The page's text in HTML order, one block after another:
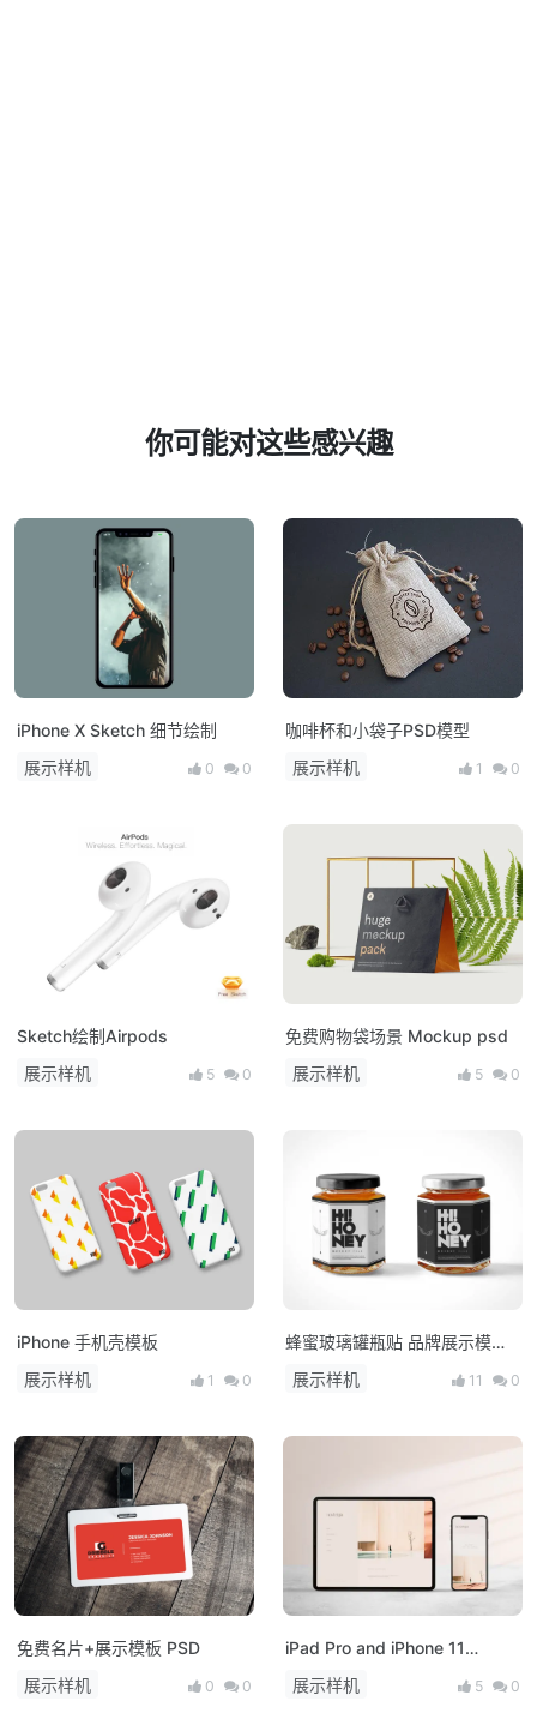
你可能对这些感兴趣
iPhone X Sketch 细节绘制
展示样机
0 0
咖啡杯和小袋子PSD模型
展示样机
1 0
Sketch绘制Airpods
展示样机
5 0
免费购物袋场景 Mockup psd
展示样机
5 0
iPhone 手机壳模板
展示样机
1 0
蜂蜜玻璃罐瓶贴 品牌展示模型
展示样机 11 0
免费名片+展示模板 PSD
展示样机
0 0
iPad Pro and iPhone 11
Mockup
展示样机 5 0